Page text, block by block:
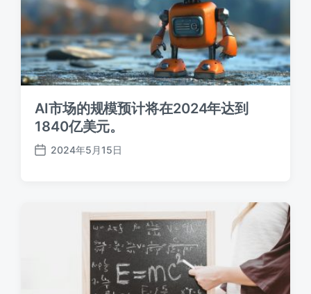
AI市场的规模预计将在2024年达到
1840亿美元。
发
2024年5月15日